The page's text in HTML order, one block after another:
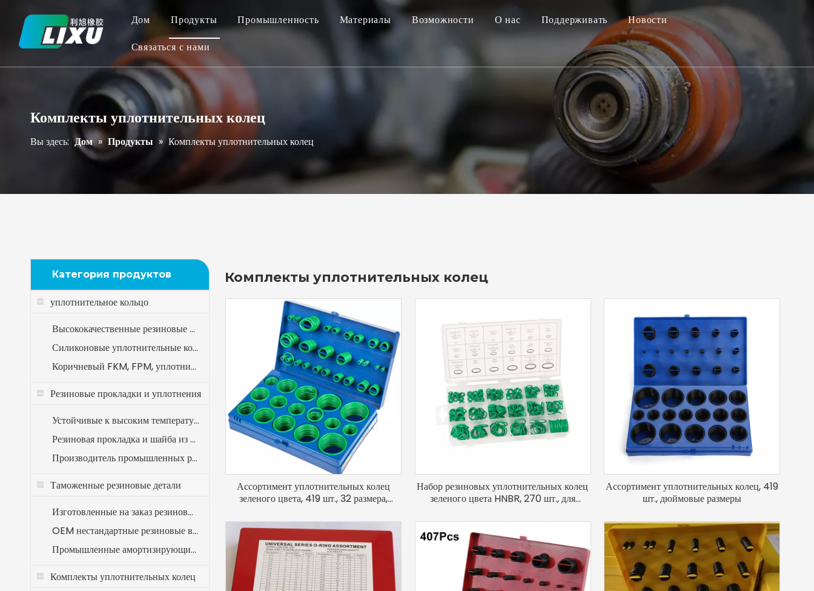
Дом Продукты Промышленность Материалы Возможности О нас Поддерживать
Новости
Связаться с нами
Комплекты уплотнительных колец
Вы здесь: Дом » Продукты » Комплекты уплотнительных колец
Категория продуктов
уплотнительное кольцо
Высококачественные резиновые уплотнительные кольца AS568
Силиконовые уплотнительные кольца FDA
Коричневый FKM, FPM, уплотнительное кольцо из витона
Резиновые прокладки и уплотнения
Устойчивые к высоким температурам уплотнения из EPDM (от -40 ℃ до +120 ℃)
Резиновая прокладка и шайба из NBR — маслостойкие нитриловые уплотнения для промышленного использования
Производитель промышленных резиновых плоских прокладок и шайб
Таможенные резиновые детали
Изготовленные на заказ резиновые прокладки без загара для медицинского оборудования
OEM нестандартные резиновые втулки для сельскохозяйственной техники
Промышленные амортизирующие резиновые компоненты
Комплекты уплотнительных колец
Комплекты уплотнительных колец
Ассортимент уплотнительных колец
зеленого цвета, 419 шт., 32 размера,
кондиционирования
Набор резиновых уплотнительных колец
зеленого цвета HNBR, 270 шт., для
кондиционеров
Ассортимент уплотнительных колец, 419
шт., дюймовые размеры